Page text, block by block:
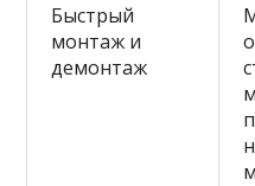
Быстрый
монтаж и
демонтаж